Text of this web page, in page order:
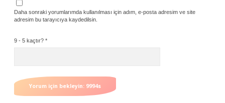
Daha sonraki yorumlarımda kullanılması için adım, e-posta adresim ve site
adresim bu tarayıcıya kaydedilsin.
9 - 5 kaçtır? *